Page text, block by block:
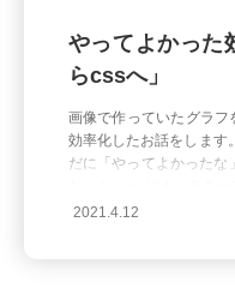
やってよかった
らcssへ」
画像で作っていたグラ
効率化したお話をします
だに「やってよかったな
ン）のIR情報にあった
ト」のページです。 当
2021.4.12